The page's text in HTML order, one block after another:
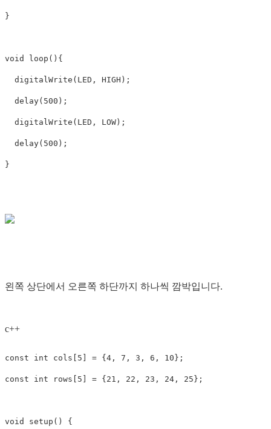
}
void loop (){
digitalWrite ( LED , HIGH );
delay( 500 );
digitalWrite ( LED , LOW);
delay( 500 );
}
왼쪽 상단에서 오른쪽 하단까지 하나씩 깜박입니다.
c++
const int cols [ 5 ] = {4 , 7 , 3 , 6 , 10};
const int rows [ 5 ] = {21 , 22 , 23 , 24 , 25};
void setup () {